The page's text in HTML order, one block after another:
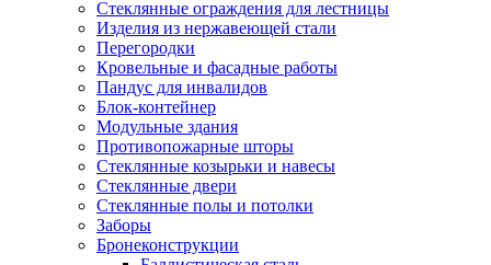
Стеклянные ограждения для лестницы
Изделия из нержавеющей стали
Перегородки
Кровельные и фасадные работы
Пандус для инвалидов
Блок-контейнер
Модульные здания
Противопожарные шторы
Стеклянные козырьки и навесы
Стеклянные двери
Стеклянные полы и потолки
Заборы
Бронеконструкции